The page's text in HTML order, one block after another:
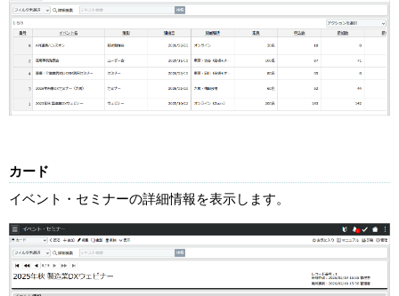
カード
イベント・セミナーの詳細情報を表示します。